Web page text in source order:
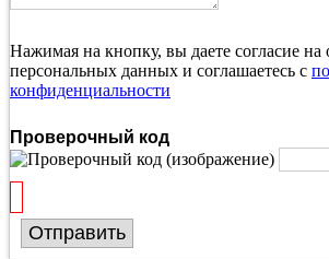
Нажимая на кнопку, вы даете согласие на
персональных данных и соглашаетесь с
конфиденциальности
Проверочный код
Отправить